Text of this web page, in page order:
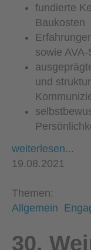
fundierte
Baukosten
sowie
und
weiterlesen...
19.08.2021
Themen:
Allgemein
30.